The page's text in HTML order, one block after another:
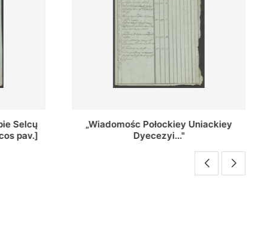
Regestr Parochow Dekanatu
Brzeskiego